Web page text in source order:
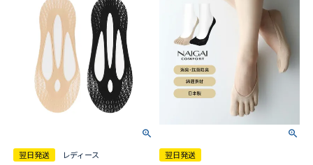
翌日発送
レディース
翌日発送